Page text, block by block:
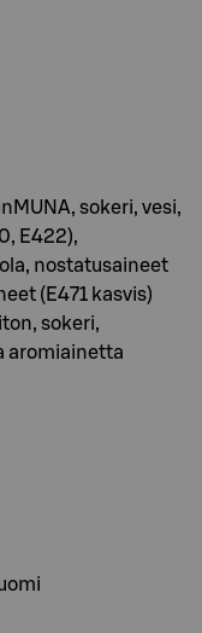
sokeri, vesi,
E422),
nostatusaineet
(E471 kasvis)
sokeri,
aromiainetta